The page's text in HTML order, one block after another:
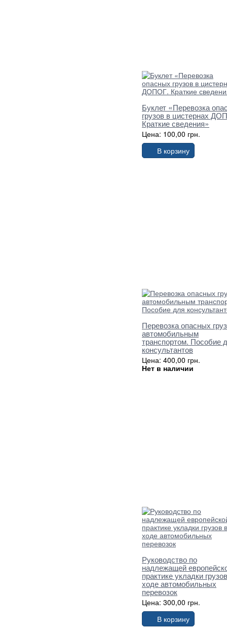
Буклет «Перевозка
грузов в цистернах
Краткие сведения»
Цена: 100,00 грн.
В корзину
Перевозка опасных
автомобильным
транспортом. Пособие
консультантов
Цена: 400,00 грн.
Нет в наличии
Руководство по
надлежащей
практике укладки
ходе автомобильных
перевозок
Цена: 300,00 грн.
В корзину